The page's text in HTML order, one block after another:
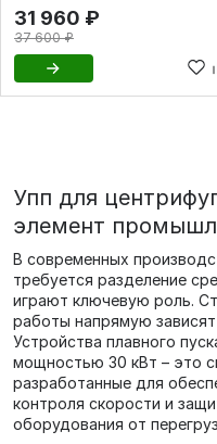
31 960 ₽
37 600 ₽
Упп для
элемент
В современных
требуется разделение
играют ключевую роль.
работы напрямую
Устройства плавного
мощностью 30 кВт – это
разработанные для
контроля скорости и
оборудования от